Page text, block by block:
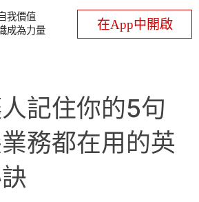
我價值
成為力量
在App中開啟
記住你的5句
務都在用的英